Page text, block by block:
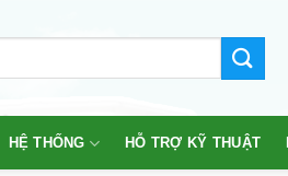
HỆ THỐNG HỖ TRỢ KỸ THUẬT